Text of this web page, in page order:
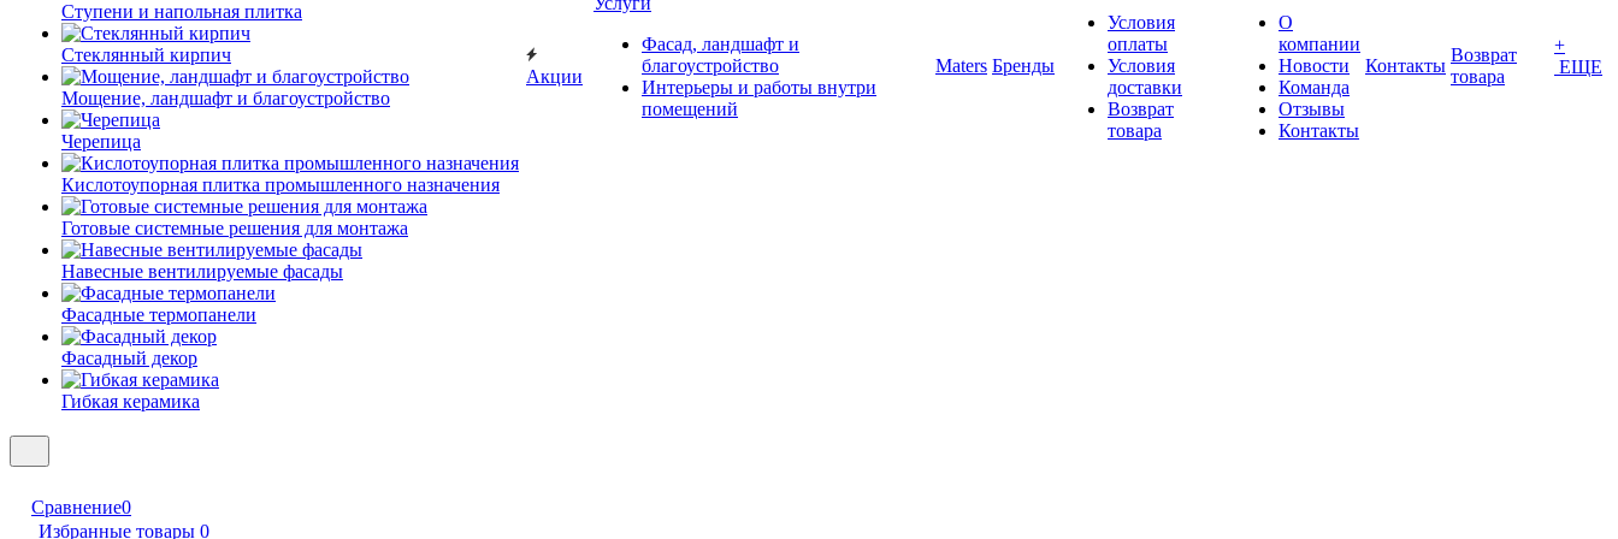
Ступени и напольная плитка
Cтеклянный кирпич
Мощение, ландшафт и благоустройство
Черепица
Кислотоупорная плитка промышленного назначения
Готовые системные решения для монтажа
Навесные вентилируемые фасады
Фасадные термопанели
Фасадный декор
Гибкая керамика
Акции
Фасад, ландшафт и
благоустройство
Интерьеры и работы внутри
помещений
Maters Бренды
Условия
оплаты
Условия
доставки
Возврат
товара
О
компании
Новости
Команда
Отзывы
Контакты
Контакты
Возврат
товара
+
ЕЩЕ
Сравнение0
Избранные товары 0